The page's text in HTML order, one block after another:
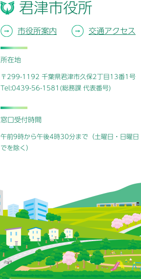
君津市役所
市役所案内 交通アクセス
所在地
〒299-1192 千葉県君津市久保2丁目13番1号
Tel:0439-56-1581(総務課 代表番号)
窓口受付時間
午前9時から午後4時30分まで（土曜日・日曜
でを除く）